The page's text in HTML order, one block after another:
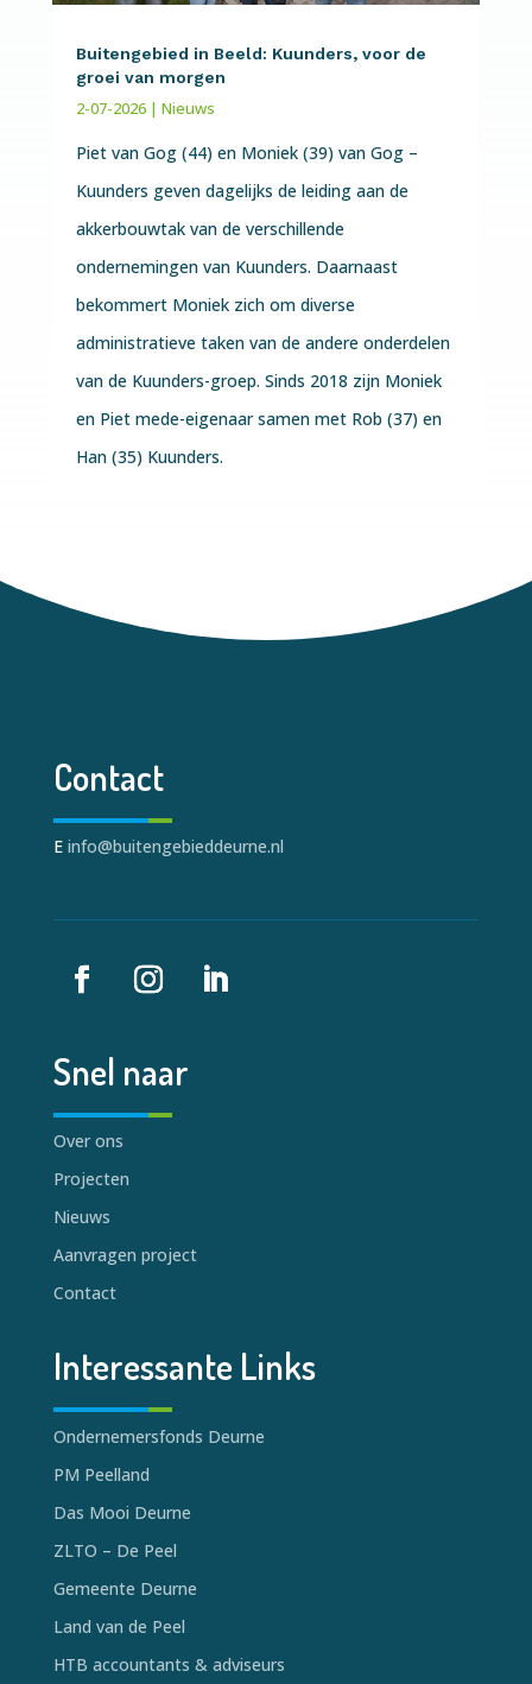
Buitengebied in Beeld: Kuunders, voor de
groei van morgen
2-07-2026| Nieuws
Piet van Gog (44) en Moniek (39) van Gog –
Kuunders geven dagelijks de leiding aan de
akkerbouwtak van de verschillende
ondernemingen van Kuunders. Daarnaast
bekommert Moniek zich om diverse
administratieve taken van de andere onderdelen
van de Kuunders-groep. Sinds 2018 zijn Moniek
en Piet mede-eigenaar samen met Rob (37) en
Han (35) Kuunders.
Contact
E info@buitengebieddeurne.nl
Snel naar
Over ons
Projecten
Nieuws
Aanvragen project
Contact
Interessante Links
Ondernemersfonds Deurne
PM Peelland
Das Mooi Deurne
ZLTO – De Peel
Gemeente Deurne
Land van de Peel
HTB accountants & adviseurs